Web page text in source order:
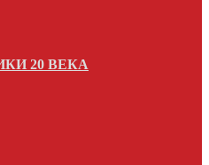
20 ВЕКА